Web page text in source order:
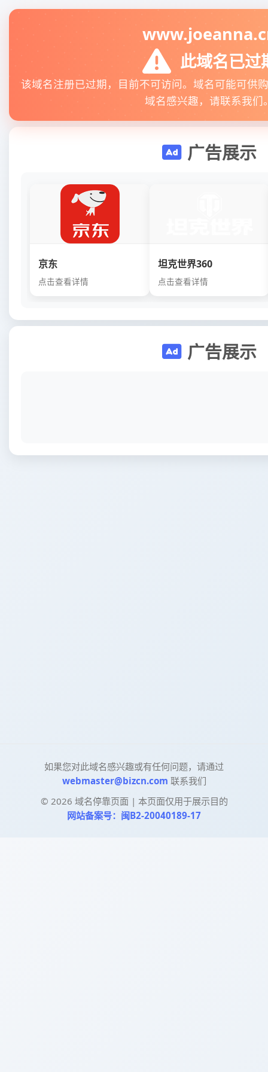
此域名已过
该域名注册已过期，目前不可访问。域名可能可供
域名感兴趣，请联系我们
广告展示
京东
点击查看详情
坦克世界360
点击查看详情
广告展示
如果您对此域名感兴趣或有任何问题，请通过
webmaster@bizcn.com 联系我们
© 2026 域名停靠页面 | 本页面仅用于展示目的
网站备案号：闽B2-20040189-17